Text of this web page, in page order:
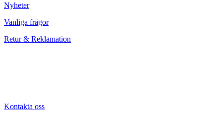
Nyheter
Vanliga frågor
Retur & Reklamation
Kontakta oss